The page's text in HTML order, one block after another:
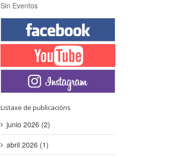
Sin Eventos
Listaxe de publicacións
junio 2026 (2)
abril 2026 (1)